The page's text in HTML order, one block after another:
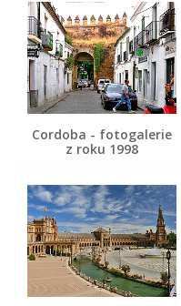
Cordoba - fotogalerie
z roku 1998